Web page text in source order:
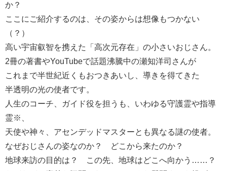
か？
ここにご紹介するのは、その姿からは想像もつかない
（？）
高い宇宙叡智を携えた「高次元存在」の小さいおじさん。
2冊の著書やYouTubeで話題沸騰中の瀬知洋司さんが
これまで半世紀近くもおつきあいし、導きを得てきた
半透明の光の使者です。
人生のコーチ、ガイド役を担うも、いわゆる守護霊や指導
霊※、
天使や神々、アセンデッドマスターとも異なる謎の使者。
なぜおじさんの姿なのか？ どこから来たのか？
地球来訪の目的は？ この先、地球はどこへ向かう……？